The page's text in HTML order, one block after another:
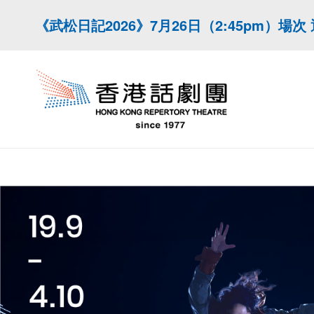
《武松日記2026》7月26日（2:45pm）場次